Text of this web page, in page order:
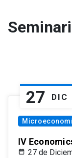
27 DIC
IV
27 de